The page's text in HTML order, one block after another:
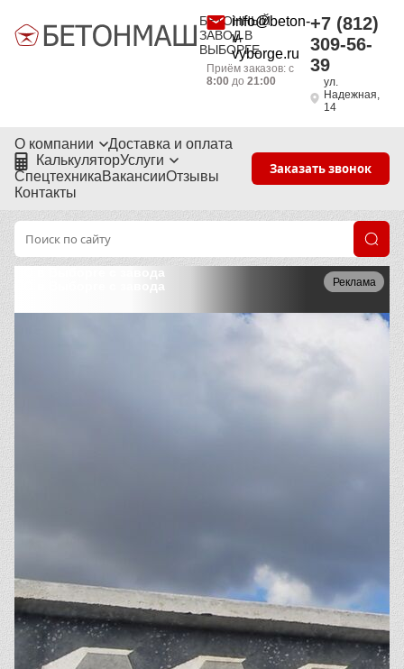
БЕТОННЫЙ
ЗАВОД В
ВЫБОРГЕ
info@beton-
v-
vyborge.ru
Приём заказов: с
8:00до 21:00
+7 (812)
309-56-
39
ул.
Надежная,
14
О компании
Доставка и оплата
КалькуляторУслуги
СпецтехникаВакансииОтзывы
Контакты
Заказать звонок
Реклама
ПО в Выборге с завода
ПО в Выборге с завода